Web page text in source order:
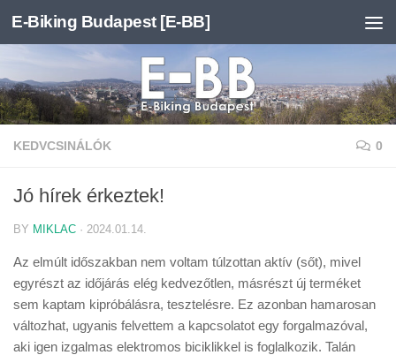
Skip to content
E-Biking Budapest [E-BB]
KEDVCSINÁLÓK 0
Jó hírek érkeztek!
BY MIKLAC · 2024.01.14.
Az elmúlt időszakban nem voltam túlzottan aktív (sőt), mivel
egyrészt az időjárás elég kedvezőtlen, másrészt új terméket
sem kaptam kipróbálásra, tesztelésre. Ez azonban hamarosan
változhat, ugyanis felvettem a kapcsolatot egy forgalmazóval,
aki igen izgalmas elektromos biciklikkel is foglalkozik. Talán